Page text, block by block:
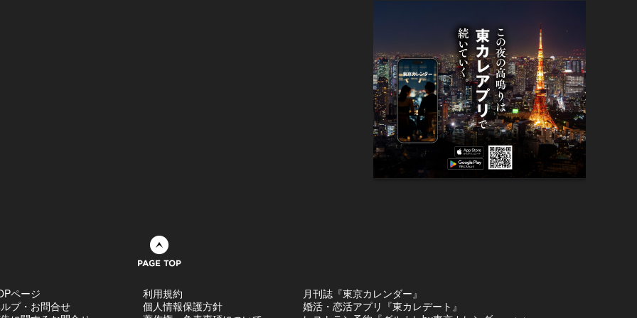
ページ
プ・お問合せ
利用規約
個人情報保護方針
月刊誌『東京カレンダー』
婚活・恋活アプリ『東カレデート』